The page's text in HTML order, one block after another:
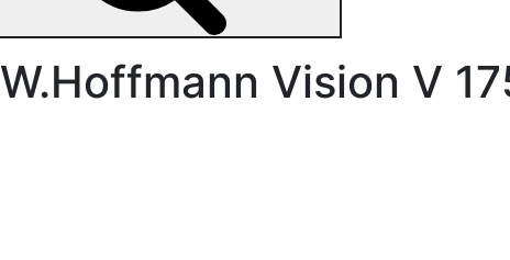
W.Hoffmann Vision V